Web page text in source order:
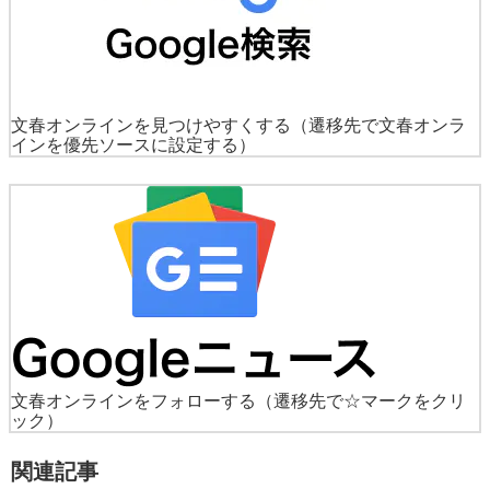
文春オンラインを見つけやすくする
（遷移先で文春オンラ
インを優先ソースに設定する）
文春オンラインをフォローする
（遷移先で☆マークをクリ
ック）
関連記事